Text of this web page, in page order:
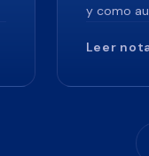
y como
Leer